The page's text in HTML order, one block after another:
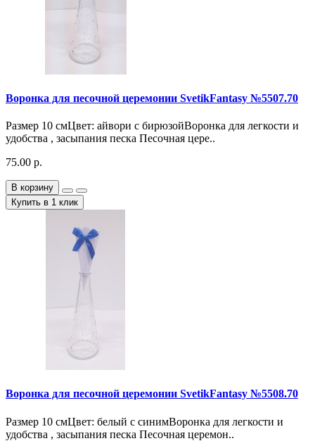
Воронка для песочной церемонии SvetikFantasy №5507.70
Размер 10 смЦвет: айвори с бирюзойВоронка для легкости и
удобства , засыпания песка Песочная цере..
75.00 р.
В корзину
Купить в 1 клик
Воронка для песочной церемонии SvetikFantasy №5508.70
Размер 10 смЦвет: белый с синимВоронка для легкости и
удобства , засыпания песка Песочная церемон..